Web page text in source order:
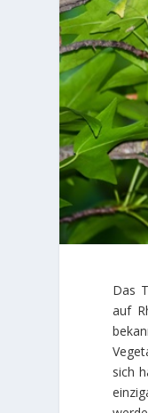
Das
auf
sich